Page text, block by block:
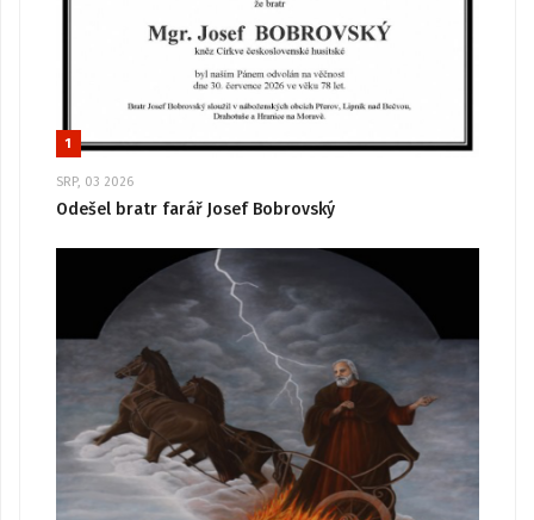
1
SRP, 03 2026
Odešel bratr farář Josef Bobrovský